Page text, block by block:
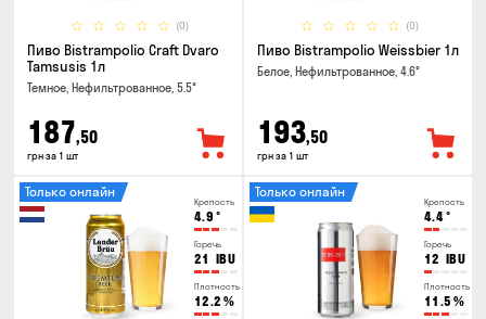
(0)
Пиво Bistrampolio Craft Dvaro
Tamsusis 1л
Темное, Нефильтрованное, 5.5°
187,50
грн за 1 шт
(0)
Пиво Bistrampolio Weissbier 1л
Белое, Нефильтрованное, 4.6°
193,50
грн за 1 шт
Крепость
4.9 °
Горечь
21 IBU
Плотность
12.2 %
Только онлайн
Крепость
4.4°
Горечь
12 IBU
Плотность
11.5 %
Только онлайн